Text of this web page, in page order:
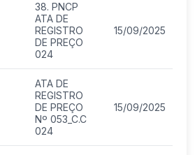
38. PNCP
ATA DE
REGISTRO
DE PREÇO
024
15/09/2025
ATA DE
REGISTRO
DE PREÇO
Nº 053_C.C
024
15/09/2025